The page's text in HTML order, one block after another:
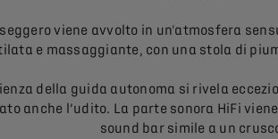
viene avvolto in un'atmosfera
e massaggiante, con una stola di
della guida autonoma si rivela
anche l’udito. La parte sonora HiFi
sound bar simile a un